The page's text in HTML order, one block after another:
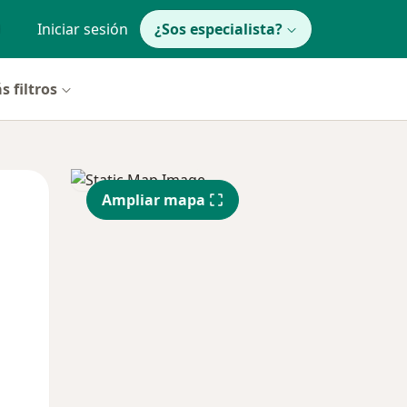
Iniciar sesión ¿Sos especialista?
filtros
Mar
11 Ago
Mié
12 Ago
Ampliar mapa